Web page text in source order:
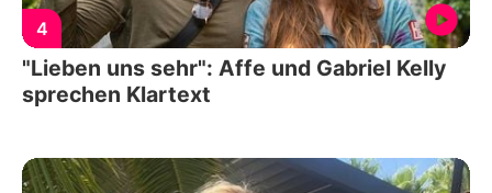
4
"Lieben uns sehr": Affe und Gabriel Kelly
sprechen Klartext